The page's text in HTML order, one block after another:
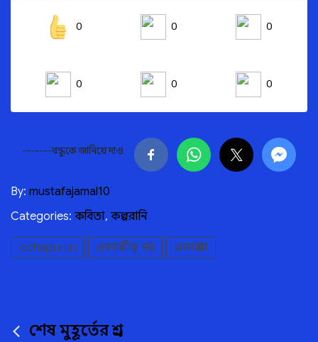
0 0 0
0 0 0
-------বন্ধুকে জানিয়ে দাও
By: mustafajamal10
Categories: কবিতা, কল্পরানি
icchapurun একাকীত্ব নয় একাগ্রতা
Post
শেষ মুহূর্তের প্রশ্ন